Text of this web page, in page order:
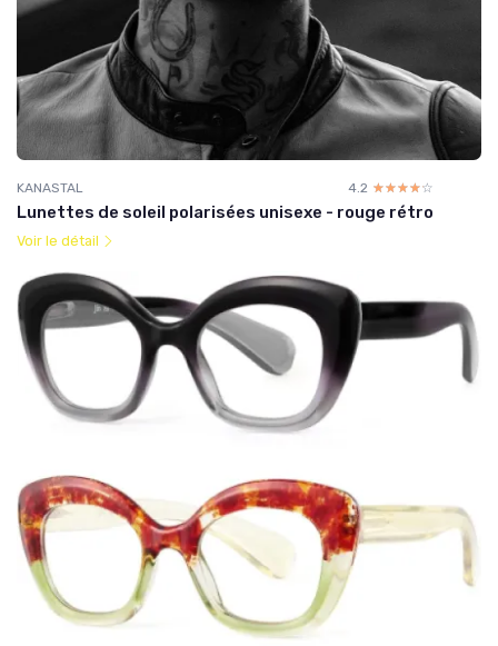
KANASTAL 4.2 ☆☆☆☆☆
★★★★★
Lunettes de soleil polarisées unisexe - rouge rétro
Voir le détail